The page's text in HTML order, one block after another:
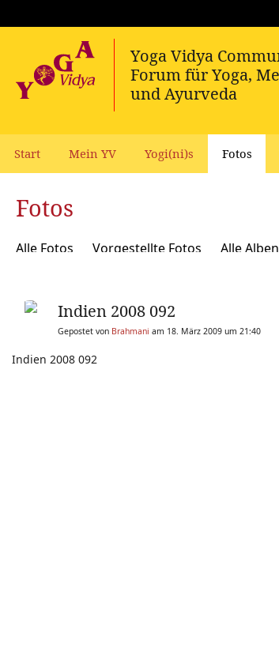
Start Mein YV Yogi(ni)s Fotos
Fotos
Alle Fotos Vorgestellte Fotos Alle Alben
Indien 2008 092
Gepostet von Brahmani am 18. März 2009 um 21:40
Indien 2008 092